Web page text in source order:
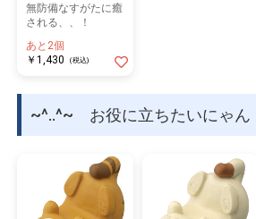
無防備なすがたに癒
される、、！
あと2個
￥1,430
(税込)
~^..^~ お役に立ちたいにゃ